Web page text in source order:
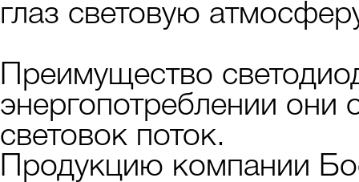
глаз световую
Преимущество
энергопотреблении они
световок поток.
Продукцию компании